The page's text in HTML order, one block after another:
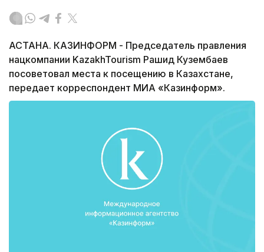
АСТАНА. КАЗИНФОРМ - Председатель правления
нацкомпании KazakhTourism Рашид Кузембаев
посоветовал места к посещению в Казахстане,
передает корреспондент МИА «Казинформ».